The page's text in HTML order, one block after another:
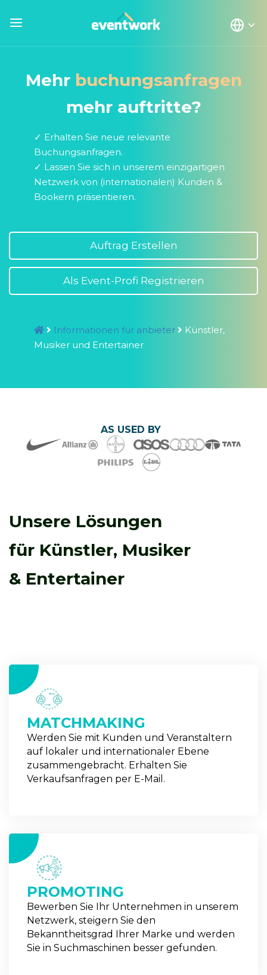
Mehr buchungsanfragen
mehr auftritte?
✓ Erhalten Sie neue relevante
Buchungsanfragen.
✓ Lassen Sie sich in unserem einzigartigen
Netzwerk von (internationalen) Kunden &
Bookern präsentieren.
Auftrag Erstellen
Als Event-Profi Registrieren
Informationen für anbieter
Künstler,
Musiker und Entertainer
AS USED BY
Unsere Lösungen
für Künstler, Musiker
& Entertainer
MATCHMAKING
Werden Sie mit Kunden und Veranstaltern
auf lokaler und internationaler Ebene
zusammengebracht. Erhalten Sie
Verkaufsanfragen per E-Mail.
PROMOTING
Bewerben Sie Ihr Unternehmen in unserem
Netzwerk, steigern Sie den
Bekanntheitsgrad Ihrer Marke und werden
Sie in Suchmaschinen besser gefunden.